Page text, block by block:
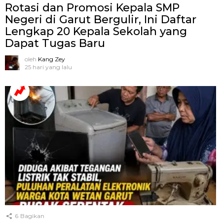
Rotasi dan Promosi Kepala SMP
Negeri di Garut Bergulir, Ini Daftar
Lengkap 20 Kepala Sekolah yang
Dapat Tugas Baru
oleh Kang Zey
25 hari yang lalu
6 Bagikan